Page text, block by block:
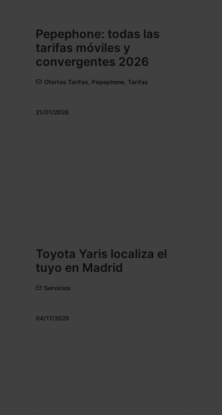
Pepephone: todas las
tarifas móviles y
convergentes 2026
Ofertas Tarifas, Pepephone, Tarifas
21/01/2026
Toyota Yaris localiza el
tuyo en Madrid
Servicios
04/11/2025